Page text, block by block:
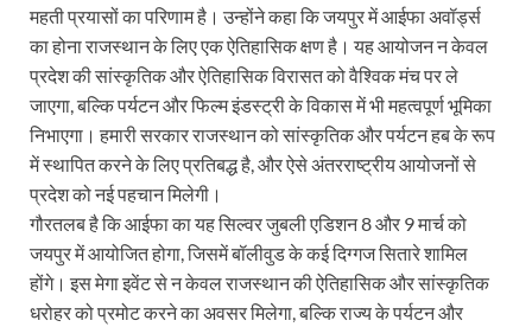
महती प्रयासों का परिणाम है। उन्होंने कहा कि जयपुर में आईफा अवॉर्ड्स
का होना राजस्थान के लिए एक ऐतिहासिक क्षण है। यह आयोजन न केवल
प्रदेश की सांस्कृतिक और ऐतिहासिक विरासत को वैश्विक मंच पर ले
जाएगा, बल्कि पर्यटन और फिल्म इंडस्ट्री के विकास में भी महत्वपूर्ण भूमिका
निभाएगा। हमारी सरकार राजस्थान को सांस्कृतिक और पर्यटन हब के रूप
में स्थापित करने के लिए प्रतिबद्ध है, और ऐसे अंतरराष्ट्रीय आयोजनों से
प्रदेश को नई पहचान मिलेगी।
गौरतलब है कि आईफा का यह सिल्वर जुबली एडिशन 8 और 9 मार्च को
जयपुर में आयोजित होगा, जिसमें बॉलीवुड के कई दिग्गज सितारे शामिल
होंगे। इस मेगा इवेंट से न केवल राजस्थान की ऐतिहासिक और सांस्कृतिक
धरोहर को प्रमोट करने का अवसर मिलेगा, बल्कि राज्य के पर्यटन और